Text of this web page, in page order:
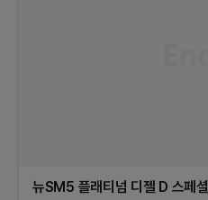
뉴SM5 플래티넘 디젤 D 스페셜